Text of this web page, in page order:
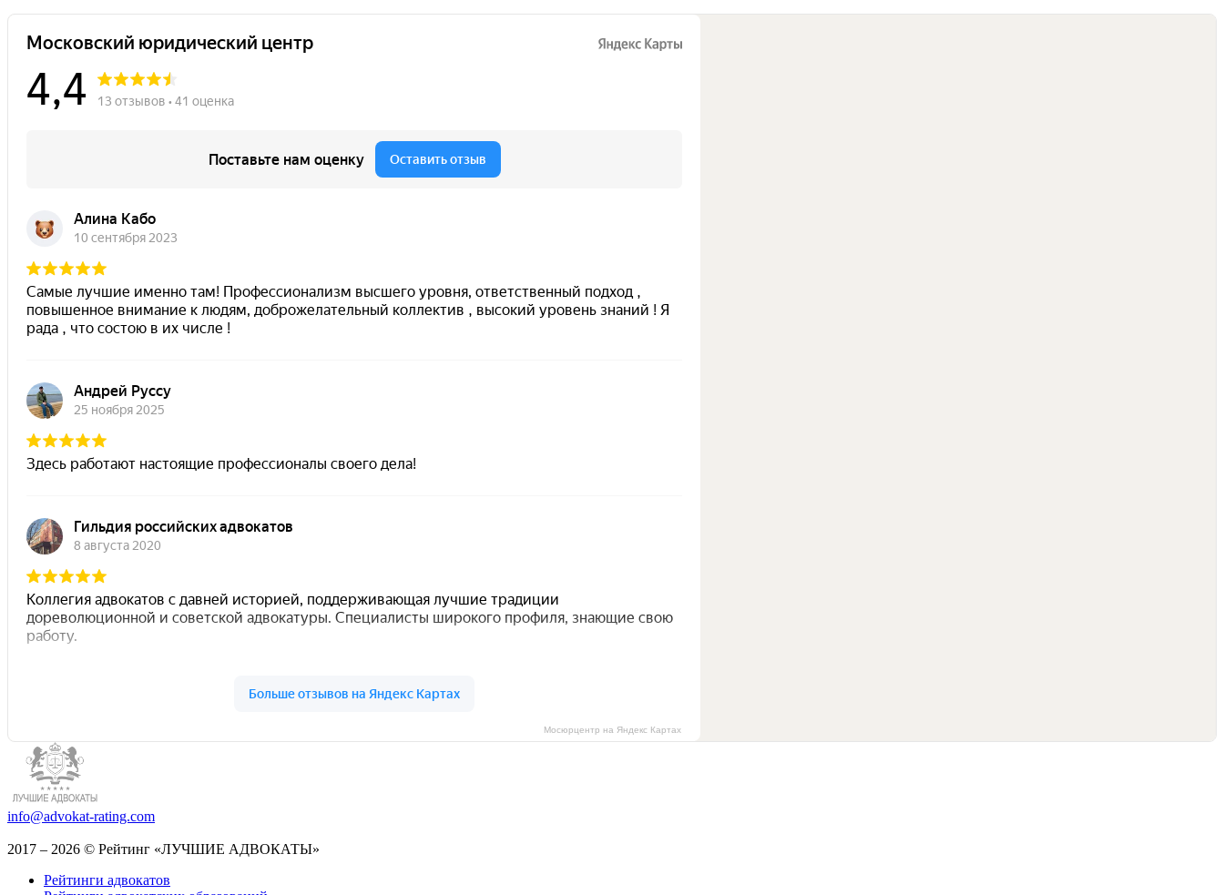
Мосюрцентр на Яндекс Картах
info@advokat-rating.com
2017 – 2026 © Рейтинг «ЛУЧШИЕ АДВОКАТЫ»
Рейтинги адвокатов